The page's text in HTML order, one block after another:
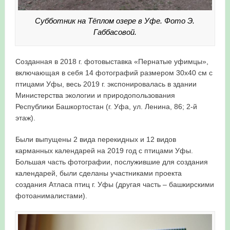
Субботник на Тёплом озере в Уфе. Фото Э.
Габбасовой.
Созданная в 2018 г. фотовыставка «Пернатые уфимцы»,
включающая в себя 14 фотографий размером 30х40 см с
птицами Уфы, весь 2019 г. экспонировалась в здании
Министерства экологии и природопользования
Республики Башкортостан (г. Уфа, ул. Ленина, 86; 2-й
этаж).
Были выпущены 2 вида перекидных и 12 видов
карманных календарей на 2019 год с птицами Уфы.
Большая часть фотографии, послужившие для создания
календарей, были сделаны участниками проекта
создания Атласа птиц г. Уфы (другая часть – башкирскими
фотоанималистами).